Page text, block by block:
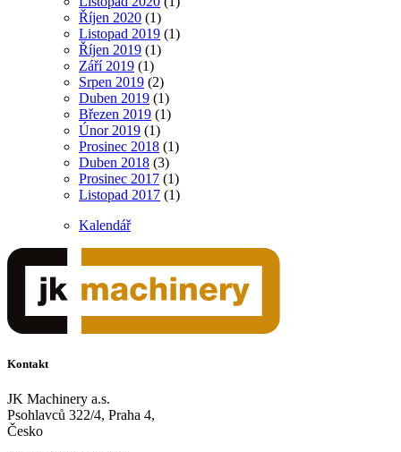
Říjen 2020 (1)
Listopad 2019 (1)
Říjen 2019 (1)
Září 2019 (1)
Srpen 2019 (2)
Duben 2019 (1)
Březen 2019 (1)
Únor 2019 (1)
Prosinec 2018 (1)
Duben 2018 (3)
Prosinec 2017 (1)
Listopad 2017 (1)
Kalendář
Kontakt
JK Machinery a.s.
Psohlavců 322/4, Praha 4,
Česko